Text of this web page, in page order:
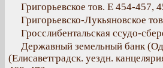
Григорьевское тов. Е 454-457,
Григорьевско-Лукьяновское
Гросслибентальская ссудо-
Державный земельный банк
(Елисаветградск. уездн.